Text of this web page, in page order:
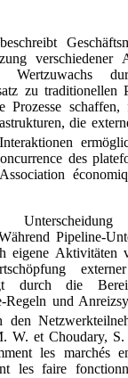
verschiedener
Wertzuwachs
zu traditionellen
schaffen,
die
des
Pipeline-
eigene Aktivitäten
durch die
Regeln und
den
W. et Choudary, S.
les marchés
les faire